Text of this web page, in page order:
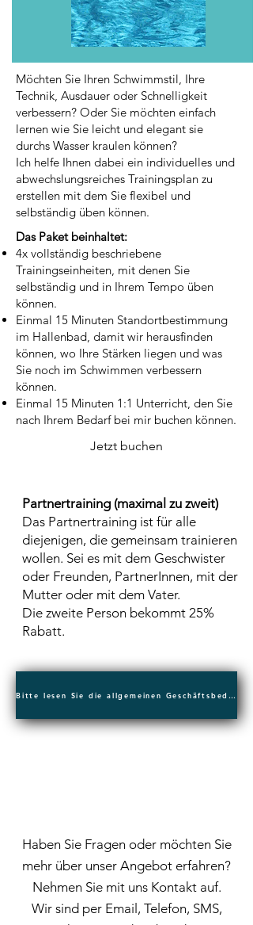
Möchten Sie Ihren Schwimmstil, Ihre
Technik, Ausdauer oder Schnelligkeit
verbessern? Oder Sie möchten einfach
lernen wie Sie leicht und elegant sie
durchs Wasser kraulen können?
Ich helfe Ihnen dabei ein individuelles und
abwechslungsreiches Trainingsplan zu
erstellen mit dem Sie flexibel und
selbständig üben können.
Das Paket beinhaltet:
4x vollständig beschriebene
Trainingseinheiten, mit denen Sie
selbständig und in Ihrem Tempo üben
können.
Einmal 15 Minuten Standortbestimmung
im Hallenbad, damit wir herausfinden
können, wo Ihre Stärken liegen und was
Sie noch im Schwimmen verbessern
können.
Einmal 15 Minuten 1:1 Unterricht, den Sie
nach Ihrem Bedarf bei mir buchen können.
Jetzt buchen
Partnertraining (maximal zu zweit)
Das Partnertraining ist für alle
diejenigen, die gemeinsam trainieren
wollen. Sei es mit dem Geschwister
oder Freunden, PartnerInnen, mit der
Mutter oder mit dem Vater.
Die zweite Person bekommt 25%
Rabatt.
Bitte lesen Sie die allgemeinen Geschäftsbedingungen für die Buchung von Privatkursen
Haben Sie Fragen oder möchten Sie
mehr über unser Angebot erfahren?
Nehmen Sie mit uns Kontakt auf.
Wir sind per Email, Telefon, SMS,